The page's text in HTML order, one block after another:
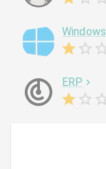
Windows
ERP